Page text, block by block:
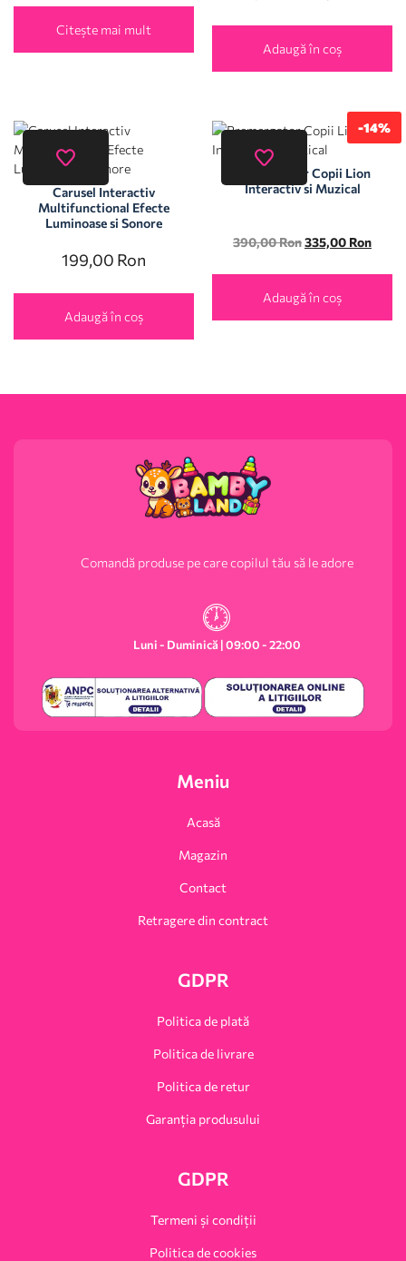
Citește mai mult
Adaugă în coș
Carusel Interactiv
Multifunctional Efecte
Luminoase si Sonore
199,00 Ron
Adaugă în coș
-14%
Premergator Copii Lion
Interactiv si Muzical
390,00Ron335,00 Ron
Adaugă în coș
Comandă produse pe care copilul tău să le adore
Luni - Duminică | 09:00 - 22:00
Meniu
Acasă
Magazin
Contact
Retragere din contract
GDPR
Politica de plată
Politica de livrare
Politica de retur
Garanția produsului
GDPR
Termeni și condiții
Politica de cookies